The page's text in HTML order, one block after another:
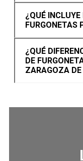
¿QUÉ
FURGONETAS
¿QUÉ
DE
ZARAGOZA